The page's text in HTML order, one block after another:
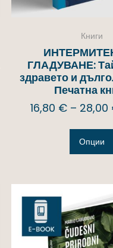
Книги
ГЛАДУВАНЕ:
здравето и
Печатна
16,80 € – 28,00
Опции